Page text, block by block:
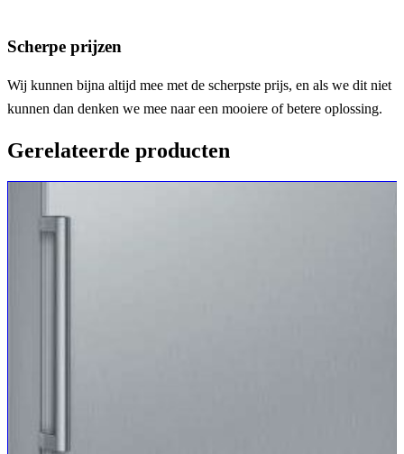
Scherpe prijzen
Wij kunnen bijna altijd mee met de scherpste prijs, en als we dit niet
kunnen dan denken we mee naar een mooiere of betere oplossing.
Gerelateerde producten